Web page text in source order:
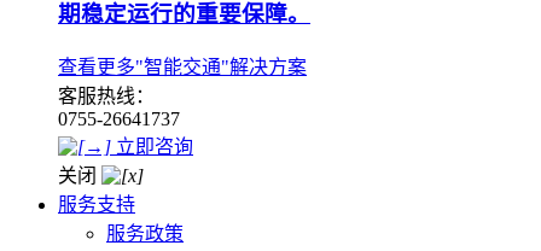
期稳定运行的重要保障。
查看更多"智能交通"解决方案
客服热线：
0755-26641737
立即咨询
关闭
服务支持
服务政策